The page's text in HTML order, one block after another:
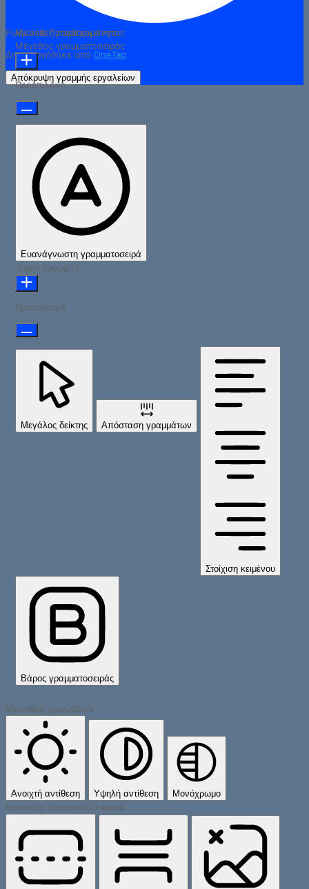
Ρυθμίσεις Προσβασιμότητας
Δημιουργήθηκε από OneTap
Απόκρυψη γραμμής εργαλείων
Μονάδες περιεχομένου
Μέγεθος γραμματοσειράς
Προεπιλογή
Ευανάγνωστη γραμματοσειρά
Ύψος γραμμής
Προεπιλογή
Μεγάλος δείκτης Απόσταση γραμμάτων
Στοίχιση κειμένου
Βάρος γραμματοσειράς
Μονάδες χρωμάτων
Ανοιχτή αντίθεση Υψηλή αντίθεση Μονόχρωμο
Μονάδες προσανατολισμού